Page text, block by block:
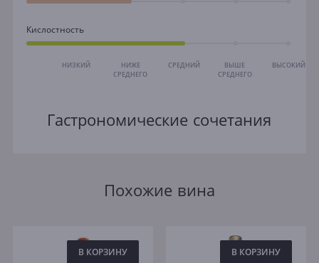
Кислостность
НИЗКИЙ
НИЖЕ
СРЕДНЕГО
СРЕДНИЙ
ВЫШЕ
СРЕДНЕГО
ВЫСОКИЙ
Гастрономические сочетания
Похожие вина
В КОРЗИНУ В КОРЗИНУ